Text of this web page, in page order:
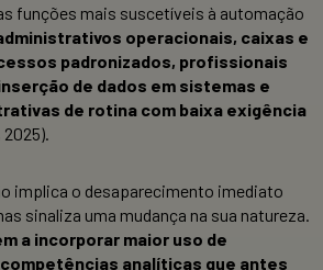
funções mais suscetíveis à automação
operacionais, caixas e
padronizados, profissionais
de dados em sistemas e
de rotina com baixa exigência
implica o desaparecimento imediato
sinaliza uma mudança na sua natureza.
a incorporar maior uso de
analíticas que antes